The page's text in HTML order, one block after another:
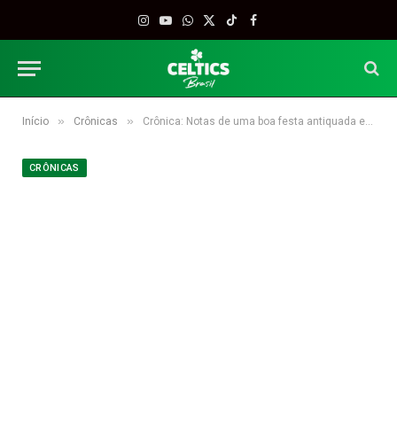
Instagram
YouTube
WhatsApp
X
TikTokFacebook
Início » Crônicas » Crônica: Notas de uma boa festa antiquada em Boston, por Bill Simmons
CRÔNICAS